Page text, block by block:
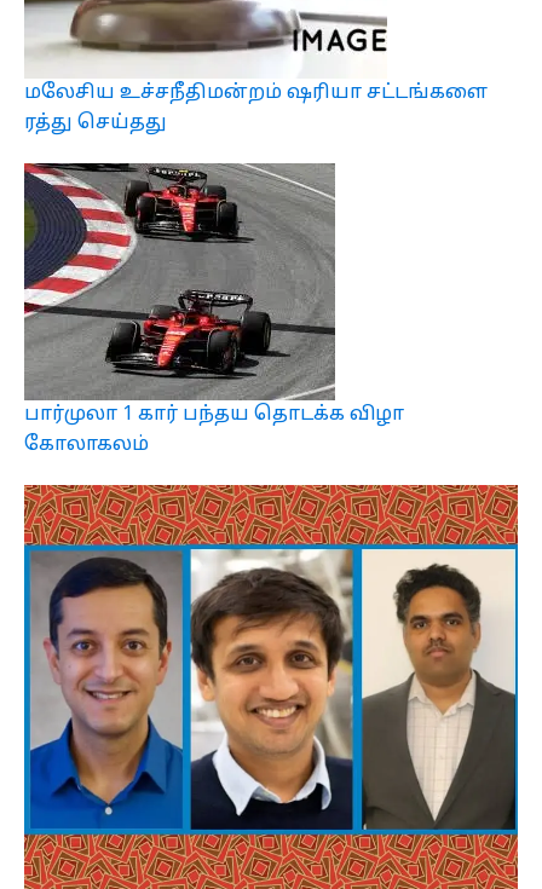
மலேசிய உச்சநீதிமன்றம் ஷரியா சட்டங்களை
ரத்து செய்தது
பார்முலா 1 கார் பந்தய தொடக்க விழா
கோலாகலம்